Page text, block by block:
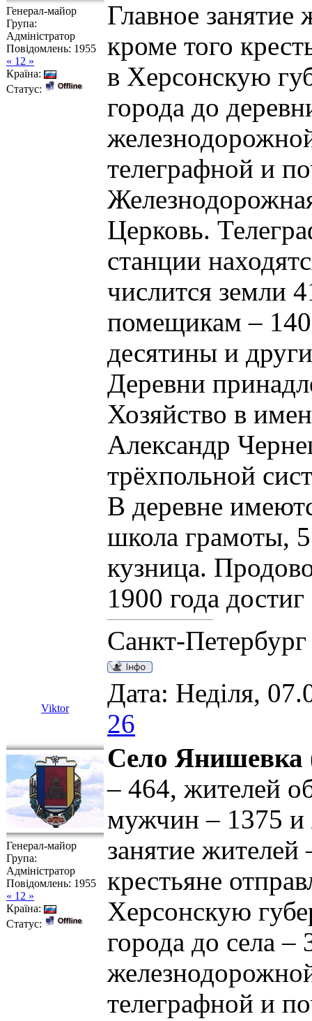
Генерал-майор
Група:
Адміністратор
Повідомлень: 1955
« 12 »
Країна:
Статус:
Главное
кроме того
в Херсонскую
города до
телеграфной и
Церковь.
станции
числится земли
помещикам – 140
десятины и
Деревни
Хозяйство в
Александр
трёхпольной
В деревне
школа грамоты,
кузница.
1900 года
Санкт-Петербург
Viktor
Дата: Неділя,
26
Генерал-майор
Група:
Адміністратор
Повідомлень: 1955
« 12 »
Країна:
Статус:
Село Янишевка
– 464, жителей
мужчин – 1375 и
занятие
крестьяне
Херсонскую
города до села
телеграфной и